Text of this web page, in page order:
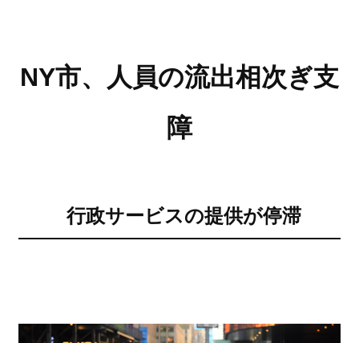
NY市、人員の流出相次ぎ支
障
行政サービスの提供が停滞